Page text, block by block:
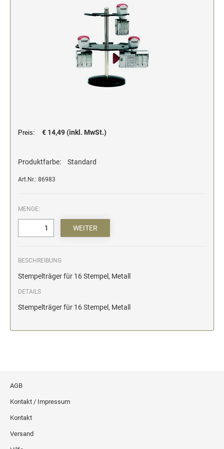
DO-IT-YOURSELF STEMPEL
Stempelfarben und Stempelträger
Preis: € 14,49 (inkl. MwSt.)
Produktfarbe: Standard
Art.Nr.: 86983
MENGE:
BESCHREIBUNG
Stempelträger für 16 Stempel, Metall
DETAILS
Stempelträger für 16 Stempel, Metall
AGB
Kontakt / Impressum
Kontakt
Versand